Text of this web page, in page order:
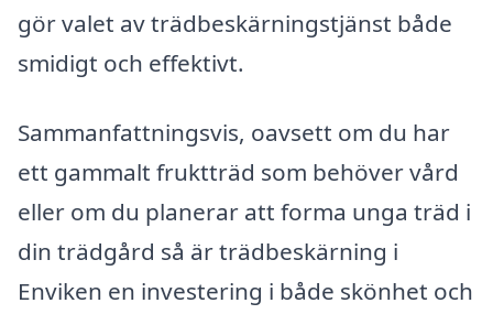
gör valet av trädbeskärningstjänst både
smidigt och effektivt.
Sammanfattningsvis, oavsett om du har
ett gammalt fruktträd som behöver vård
eller om du planerar att forma unga träd i
din trädgård så är trädbeskärning i
Enviken en investering i både skönhet och